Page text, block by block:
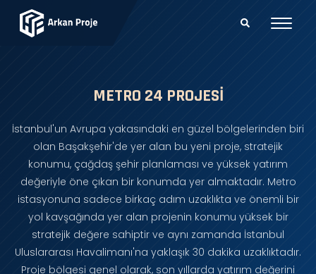
METRO 24 PROJESI
İstanbul'un Avrupa yakasındaki en güzel bölgelerinden biri
olan Başakşehir'de yer alan bu yeni proje, stratejik
konumu, çağdaş şehir planlaması ve yüksek yatırım
değeriyle öne çıkan bir konumda yer almaktadır. Metro
istasyonuna sadece birkaç adım uzaklıkta ve önemli bir
yol kavşağında yer alan projenin konumu yüksek bir
stratejik değere sahiptir ve aynı zamanda İstanbul
Uluslararası Havalimanı'na yaklaşık 30 dakika uzaklıktadır.
Proje bölgesi genel olarak, son yıllarda yatırım değerini